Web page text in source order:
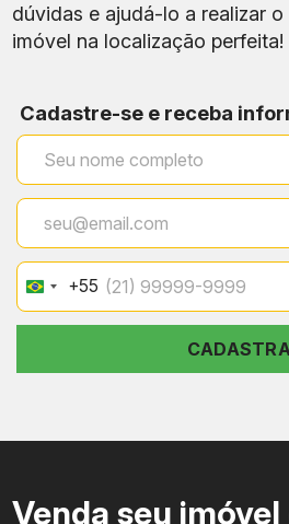
dúvidas e ajudá-lo a realizar
imóvel na localização perfeita!
Cadastre-se e receba
Brazil
+55
+55
Venda seu